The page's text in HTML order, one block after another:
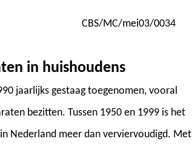
CBS/MC/mei03/0034
in huishoudens
jaarlijks gestaag toegenomen, vooral
bezitten. Tussen 1950 en 1999 is het
Nederland meer dan verviervoudigd. Met